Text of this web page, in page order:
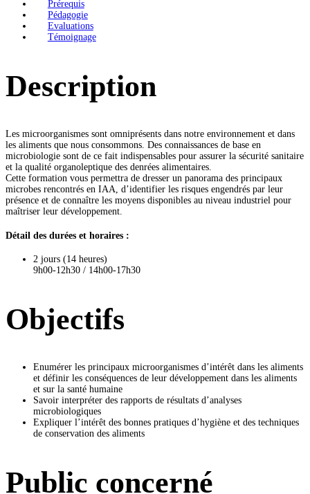
Prérequis
Pédagogie
Evaluations
Témoignage
Description
Les microorganismes sont omniprésents dans notre environnement et dans
les aliments que nous consommons. Des connaissances de base en
microbiologie sont de ce fait indispensables pour assurer la sécurité sanitaire
et la qualité organoleptique des denrées alimentaires.
Cette formation vous permettra de dresser un panorama des principaux
microbes rencontrés en IAA, d’identifier les risques engendrés par leur
présence et de connaître les moyens disponibles au niveau industriel pour
maîtriser leur développement.
Détail des durées et horaires :
2 jours (14 heures)
9h00-12h30 / 14h00-17h30
Objectifs
Enumérer les principaux microorganismes d’intérêt dans les aliments
et définir les conséquences de leur développement dans les aliments
et sur la santé humaine
Savoir interpréter des rapports de résultats d’analyses
microbiologiques
Expliquer l’intérêt des bonnes pratiques d’hygiène et des techniques
de conservation des aliments
Public concerné